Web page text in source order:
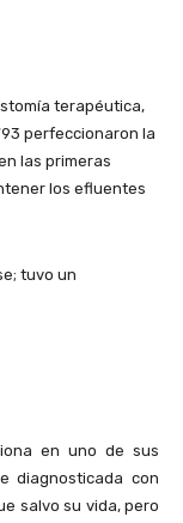
terapéutica,
perfeccionaron la
las primeras
los efluentes
tuvo un
en uno de sus
diagnosticada con
salvo su vida, pero